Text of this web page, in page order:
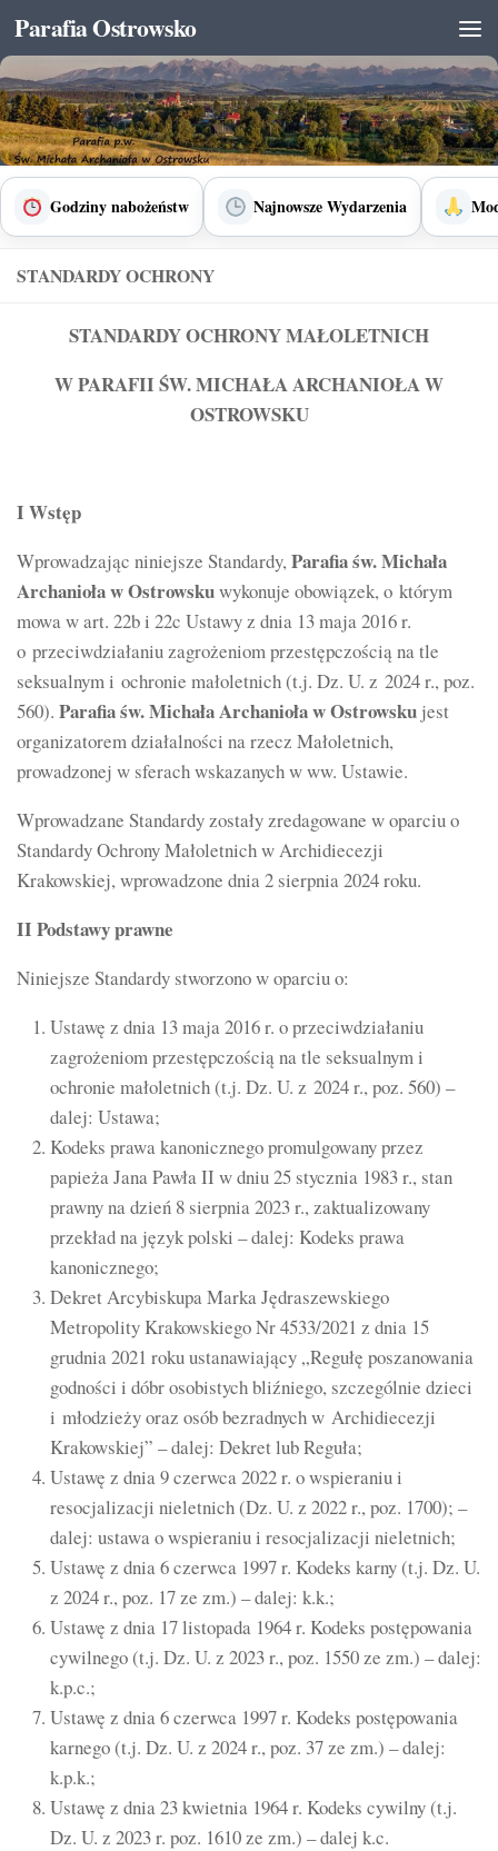
Skip to content
Parafia Ostrowsko
Godziny nabożeństw Najnowsze Wydarzenia
STANDARDY OCHRONY
STANDARDY OCHRONY MAŁOLETNICH
W PARAFII ŚW. MICHAŁA ARCHANIOŁA W
OSTROWSKU
I Wstęp
Wprowadzając niniejsze Standardy,Parafia św. Michała
Archanioła w Ostrowskuwykonuje obowiązek, o którym
mowa w art. 22b i 22c Ustawy z dnia 13 maja 2016 r.
o przeciwdziałaniu zagrożeniom przestępczością na tle
seksualnym i ochronie małoletnich (t.j. Dz. U. z 2024 r., poz.
560). Parafia św. Michała Archanioła w Ostrowsku jest
organizatorem działalności na rzecz Małoletnich,
prowadzonej w sferach wskazanych w ww. Ustawie.
Wprowadzane Standardy zostały zredagowane w oparciu o
Standardy Ochrony Małoletnich w Archidiecezji
Krakowskiej, wprowadzone dnia 2 sierpnia 2024 roku.
II Podstawy prawne
Niniejsze Standardy stworzono w oparciu o:
Ustawę z dnia 13 maja 2016 r. o przeciwdziałaniu
zagrożeniom przestępczością na tle seksualnym i
ochronie małoletnich (t.j. Dz. U. z 2024 r., poz. 560) –
dalej: Ustawa;
Kodeks prawa kanonicznego promulgowany przez
papieża Jana Pawła II w dniu 25 stycznia 1983 r., stan
prawny na dzień 8 sierpnia 2023 r., zaktualizowany
przekład na język polski – dalej: Kodeks prawa
kanonicznego;
Dekret Arcybiskupa Marka Jędraszewskiego
Metropolity Krakowskiego Nr 4533/2021 z dnia 15
grudnia 2021 roku ustanawiający „Regułę poszanowania
godności i dóbr osobistych bliźniego, szczególnie dzieci
i młodzieży oraz osób bezradnych w Archidiecezji
Krakowskiej” – dalej: Dekret lub Reguła;
Ustawę z dnia 9 czerwca 2022 r. o wspieraniu i
resocjalizacji nieletnich (Dz. U. z 2022 r., poz. 1700); –
dalej: ustawa o wspieraniu i resocjalizacji nieletnich;
Ustawę z dnia 6 czerwca 1997 r. Kodeks karny (t.j. Dz. U.
z 2024 r., poz. 17 ze zm.) – dalej: k.k.;
Ustawę z dnia 17 listopada 1964 r. Kodeks postępowania
cywilnego (t.j. Dz. U. z 2023 r., poz. 1550 ze zm.) – dalej:
k.p.c.;
Ustawę z dnia 6 czerwca 1997 r. Kodeks postępowania
karnego (t.j. Dz. U. z 2024 r., poz. 37 ze zm.) – dalej:
k.p.k.;
Ustawę z dnia 23 kwietnia 1964 r. Kodeks cywilny (t.j.
Dz. U. z 2023 r. poz. 1610 ze zm.) – dalej k.c.